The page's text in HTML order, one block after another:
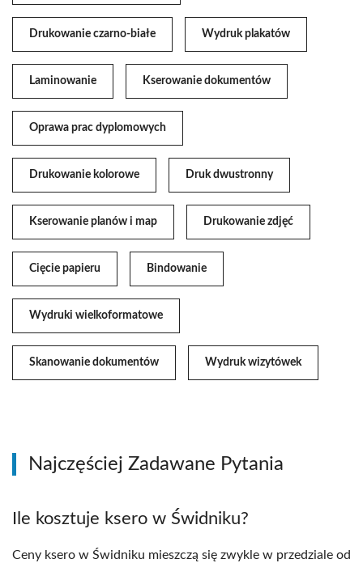
Drukowanie czarno-białe Wydruk plakatów
Laminowanie Kserowanie dokumentów
Oprawa prac dyplomowych
Drukowanie kolorowe Druk dwustronny
Kserowanie planów i map Drukowanie zdjęć
Cięcie papieru Bindowanie
Wydruki wielkoformatowe
Skanowanie dokumentów Wydruk wizytówek
Najczęściej Zadawane Pytania
Ile kosztuje ksero w Świdniku?
Ceny ksero w Świdniku mieszczą się zwykle w przedziale od